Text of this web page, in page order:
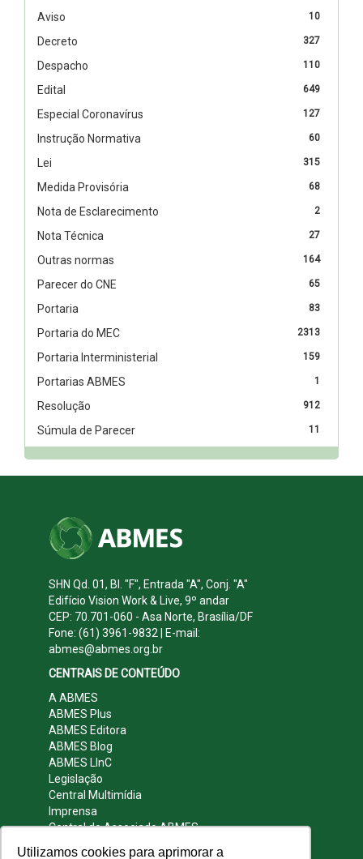
Utilizamos cookies para aprimorar a
10
Aviso
327
Decreto
110
Despacho
649
Edital
127
Especial Coronavírus
60
Instrução Normativa
315
Lei
68
Medida Provisória
2
Nota de Esclarecimento
27
Nota Técnica
164
Outras normas
65
Parecer do CNE
83
Portaria
2313
Portaria do MEC
159
Portaria Interministerial
1
Portarias ABMES
912
Resolução
11
Súmula de Parecer
SHN Qd. 01, Bl. "F", Entrada "A", Conj. "A"
Edifício Vision Work & Live, 9º andar
CEP: 70.701-060 - Asa Norte, Brasília/DF
Fone: (61) 3961-9832 | E-mail:
abmes@abmes.org.br
CENTRAIS DE CONTEÚDO
A ABMES
ABMES Plus
ABMES Editora
ABMES Blog
ABMES LInC
Legislação
Central Multimídia
Imprensa
Central do Associado ABMES